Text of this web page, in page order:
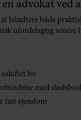
advokat ved
håndtere både
ufordelagtig senere
bo
med
fast ejendom